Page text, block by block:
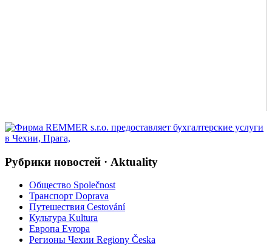
Рубрики новостей · Aktuality
Общество Společnost
Транспорт Doprava
Путешествия Cestování
Культура Kultura
Европа Evropa
Регионы Чехии Regiony Česka